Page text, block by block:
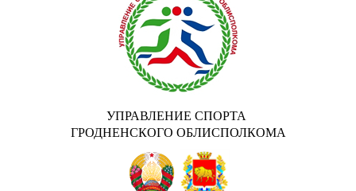
УПРАВЛЕНИЕ СПОРТА
ГРОДНЕНСКОГО ОБЛИСПОЛКОМА